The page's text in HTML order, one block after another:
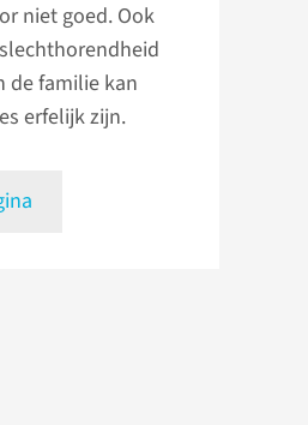
niet goed. Ook
de familie kan
erfelijk zijn.